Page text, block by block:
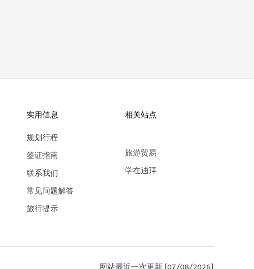
实用信息
规划行程
签证指南
联系我们
常见问题解答
旅行提示
相关站点
旅游贸易
学在迪拜